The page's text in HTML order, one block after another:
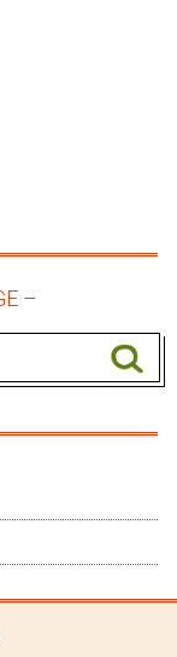
–